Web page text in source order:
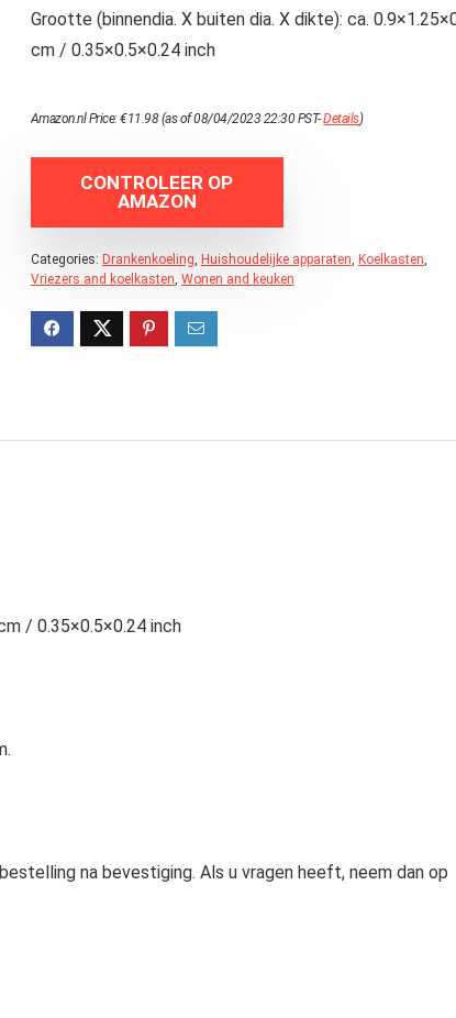
Grootte (binnendia. X buiten dia. X dikte): ca.
cm / 0.35×0.5×0.24 inch
Amazon.nl Price:€11.98(as of 08/04/2023 22:30 PST-Details)
CONTROLEER OP
AMAZON
Categories: Drankenkoeling, Huishoudelijke apparaten, Koelkasten,
Vriezers and koelkasten, Wonen and keuken
/ 0.35×0.5×0.24 inch
na bevestiging. Als u vragen heeft, neem dan op